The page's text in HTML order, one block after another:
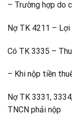
– Trường hợp do
Nợ TK 4211 – Lợi
Có TK 3335 –
– Khi nộp tiền
Nợ TK 3331,
TNCN phải nộp